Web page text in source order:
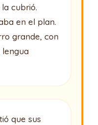
cubrió.
en el plan.
grande, con
lengua
que sus